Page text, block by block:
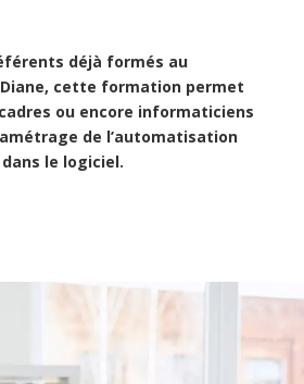
déjà formés au
cette formation permet
ou encore informaticiens
de l’automatisation
dans le logiciel.